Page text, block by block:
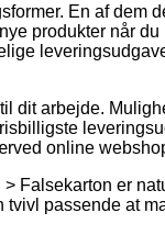
En af dem
produkter når du
dit arbejde.
online
Falsekarton er
tvivl passende at